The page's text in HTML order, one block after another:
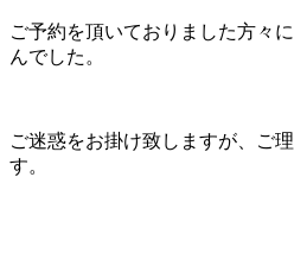
ご予約を頂いておりました方々
んでした。
ご迷惑をお掛け致しますが、ご
す。